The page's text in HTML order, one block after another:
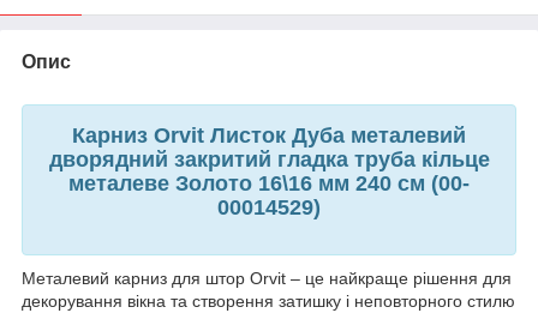
Опис
Карниз Orvit Листок Дуба металевий
дворядний закритий гладка труба кільце
металеве Золото 16\16 мм 240 см (00-
00014529)
Металевий карниз для штор Orvit – це найкраще рішення для
декорування вікна та створення затишку і неповторного стилю